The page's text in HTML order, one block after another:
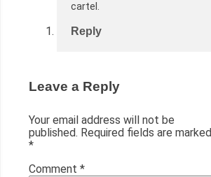
cartel.
Reply
Leave a Reply
Your email address will not be
published. Required fields are marked
*
Comment *